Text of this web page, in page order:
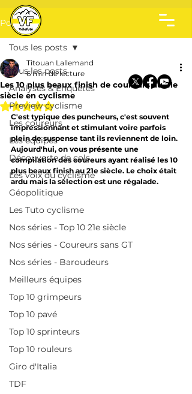
Post
Tous les posts
Analyses & Enquêtes
Preview cyclisme
Les coureurs
Les équipes
Découverte de cols
Les voix du cyclisme
Géopolitique
Les Tuto cyclisme
Nos séries - Top 10 21e siècle
Nos séries - Coureurs sans GT
Nos séries - Baroudeurs
Meilleurs équipes
Top 10 grimpeurs
Top 10 pavé
Top 10 sprinteurs
Top 10 rouleurs
Giro d'Italia
TDF
Tous les posts
Les 10 plus beaux finish de coureurs au 21e
siècle en cyclisme
Titouan Lallemand
6 min de lecture
Noté NaN étoiles sur 5.
C'est typique des puncheurs, c'est souvent
impressionnant et stimulant voire parfois
plein de suspense tant ils reviennent de loin.
Aujourd'hui, on vous présente une
compilation des coureurs ayant réalisé les 10
plus beaux finish au 21e siècle. Le choix était
ardu mais la sélection est une régalade.